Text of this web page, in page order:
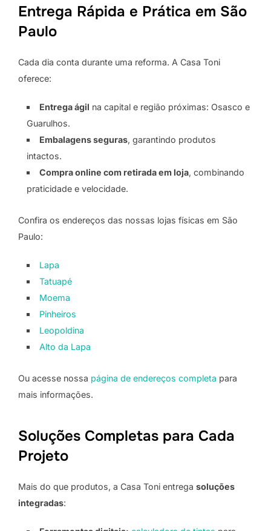
Entrega Rápida e Prática em São
Paulo
Cada dia conta durante uma reforma. A Casa Toni
oferece:
Entrega ágil na capital e região próximas: Osasco e
Guarulhos.
Embalagens seguras, garantindo produtos
intactos.
Compra online com retirada em loja, combinando
praticidade e velocidade.
Confira os endereços das nossas lojas físicas em São
Paulo:
Lapa
Tatuapé
Moema
Pinheiros
Leopoldina
Alto da Lapa
Ou acesse nossa página de endereços completa para
mais informações.
Soluções Completas para Cada
Projeto
Mais do que produtos, a Casa Toni entrega soluções
integradas: